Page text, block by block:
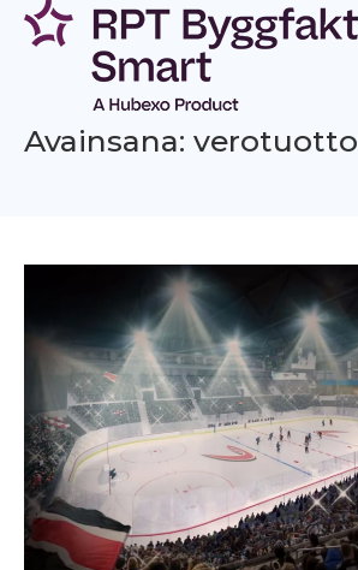
Siirry
sisältöön
Avainsana: verotuotto